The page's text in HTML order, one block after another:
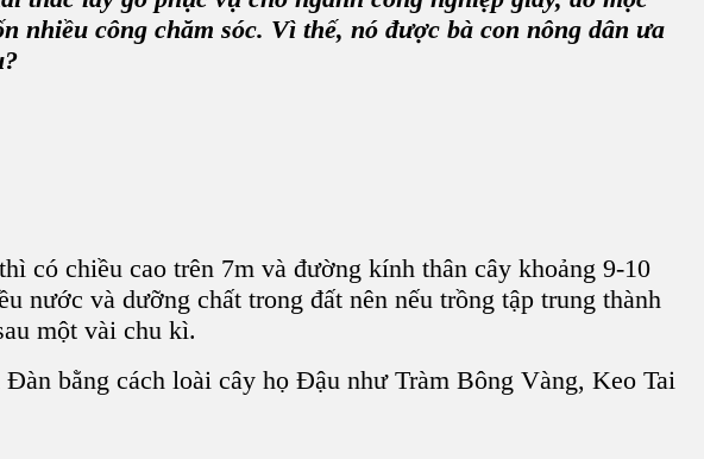
nhiều công chăm sóc. Vì thế, nó được bà con nông dân ưa
có chiều cao trên 7m và đường kính thân cây khoảng 9-10
nước và dưỡng chất trong đất nên nếu trồng tập trung thành
một vài chu kì.
Đàn bằng cách loài cây họ Ðậu như Tràm Bông Vàng, Keo Tai